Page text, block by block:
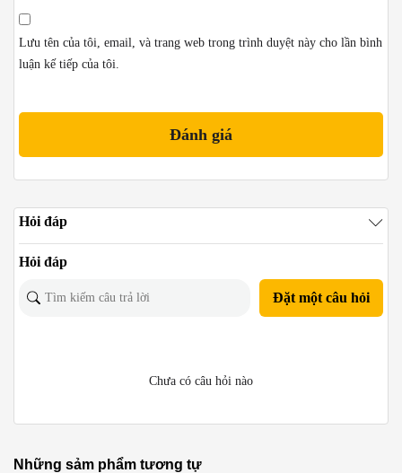
Lưu tên của tôi, email, và trang web trong trình duyệt này cho lần bình
luận kế tiếp của tôi.
Hỏi đáp
Hỏi đáp
Đặt một câu hỏi
Chưa có câu hỏi nào
Những sảm phẩm tương tự